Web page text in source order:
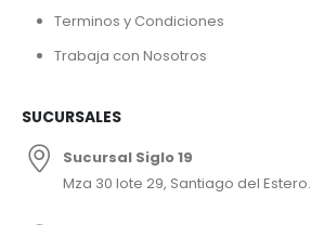
Terminos y Condiciones
Trabaja con Nosotros
SUCURSALES
Sucursal Siglo 19
Mza 30 lote 29, Santiago del Estero.